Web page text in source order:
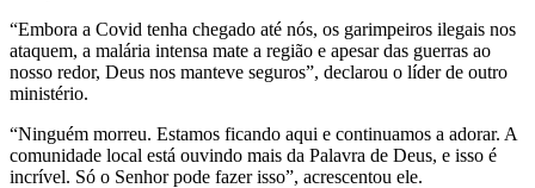
“Embora a Covid tenha chegado até nós, os garimpeiros ilegais nos
ataquem, a malária intensa mate a região e apesar das guerras ao
nosso redor, Deus nos manteve seguros”, declarou o líder de outro
ministério.
“Ninguém morreu. Estamos ficando aqui e continuamos a adorar. A
comunidade local está ouvindo mais da Palavra de Deus, e isso é
incrível. Só o Senhor pode fazer isso”, acrescentou ele.